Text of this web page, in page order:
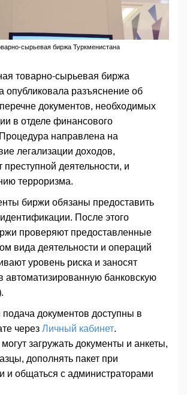
сырьевая биржа Туркменистана
товарно-сырьевая биржа
опубликовала разъяснение об
документов, необходимых
в отделе финансового
направлена на
легализации доходов,
преступной деятельности, и
терроризма.
биржи обязаны предоставить
После этого
проверяют предоставленные
вида деятельности и операций
уровень риска и заносят
банковскую
подача документов доступны в
через Личный кабинет.
загружать документы и анкеты,
дополнять пакет при
и общаться с администраторами